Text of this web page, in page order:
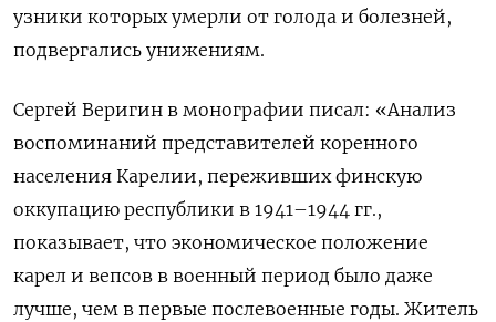
узники которых умерли от голода и болезней,
подвергались унижениям.
Сергей Веригин в монографии писал: «Анализ
воспоминаний представителей коренного
населения Карелии, переживших финскую
оккупацию республики в 1941–1944 гг.,
показывает, что экономическое положение
карел и вепсов в военный период было даже
лучше, чем в первые послевоенные годы. Житель